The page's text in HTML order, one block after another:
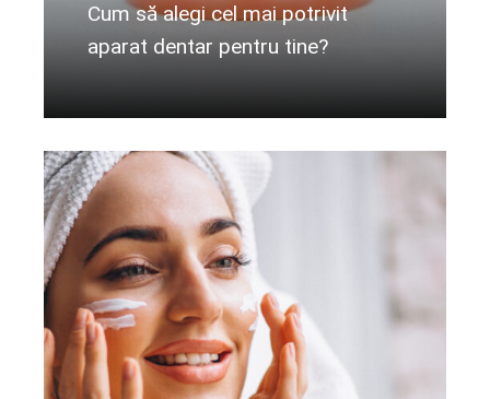
Cum să alegi cel mai potrivit
aparat dentar pentru tine?